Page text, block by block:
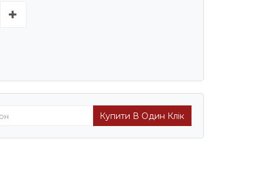
Купити В Один Клік